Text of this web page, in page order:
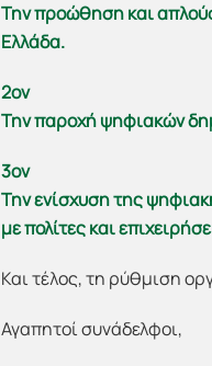
Την προώθηση και
Ελλάδα.
2ον
Την παροχή ψηφιακών
3ον
Την ενίσχυση της
με πολίτες και
Και τέλος, τη ρύθμιση
Αγαπητοί συνάδελφοι,